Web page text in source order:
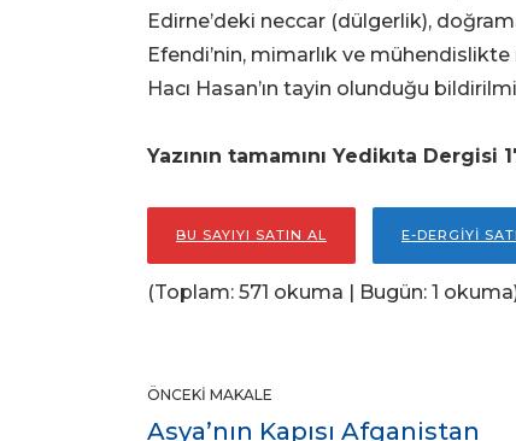
Edirne’deki neccar (dülgerlik),
Efendi’nin, mimarlık ve
Hacı Hasan’ın tayin olunduğu
Yazının tamamını Yedikıta
BU SAYIYI SATIN AL E-DERGİYİ
(Toplam: 571 okuma | Bugün: 1
ÖNCEKI MAKALE
Asya’nın Kapısı Afganistan